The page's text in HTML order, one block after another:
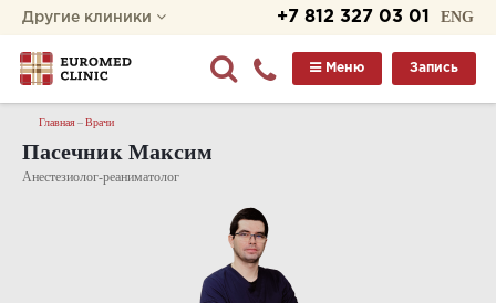
ENG
+7 812 327 03 01
Другие клиники
Запись
Меню
Главная Врачи
Пасечник Максим
Анестезиолог-реаниматолог